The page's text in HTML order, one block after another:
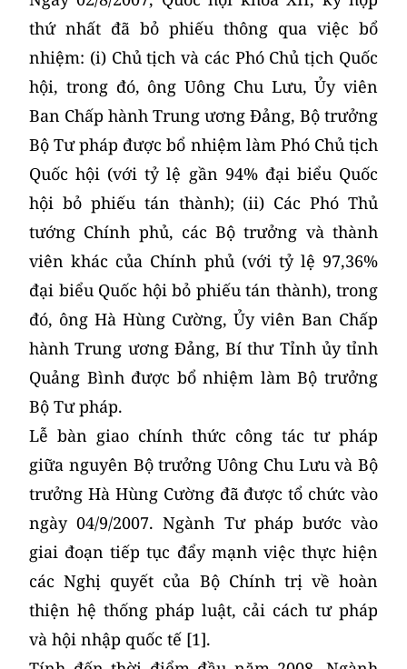
thứ nhất đã bỏ phiếu thông qua việc bổ
nhiệm: (i) Chủ tịch và các Phó Chủ tịch Quốc
hội, trong đó, ông Uông Chu Lưu, Ủy viên
Ban Chấp hành Trung ương Đảng, Bộ trưởng
Bộ Tư pháp được bổ nhiệm làm Phó Chủ tịch
Quốc hội (với tỷ lệ gần 94% đại biểu Quốc
hội bỏ phiếu tán thành); (ii) Các Phó Thủ
tướng Chính phủ, các Bộ trưởng và thành
viên khác của Chính phủ (với tỷ lệ 97,36%
đại biểu Quốc hội bỏ phiếu tán thành), trong
đó, ông Hà Hùng Cường, Ủy viên Ban Chấp
hành Trung ương Đảng, Bí thư Tỉnh ủy tỉnh
Quảng Bình được bổ nhiệm làm Bộ trưởng
Bộ Tư pháp.
Lễ bàn giao chính thức công tác tư pháp
giữa nguyên Bộ trưởng Uông Chu Lưu và Bộ
trưởng Hà Hùng Cường đã được tổ chức vào
ngày 04/9/2007. Ngành Tư pháp bước vào
giai đoạn tiếp tục đẩy mạnh việc thực hiện
các Nghị quyết của Bộ Chính trị về hoàn
thiện hệ thống pháp luật, cải cách tư pháp
và hội nhập quốc tế [1].